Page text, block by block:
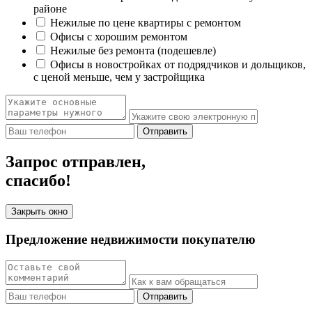
районе
Нежилые по цене квартиры с ремонтом
Офисы с хорошим ремонтом
Нежилые без ремонта (подешевле)
Офисы в новостройках от подрядчиков и дольщиков,
с ценой меньше, чем у застройщика
Отправить
Запрос отправлен,
спасибо!
Закрыть окно
Предложение недвижимости покупателю
Отправить